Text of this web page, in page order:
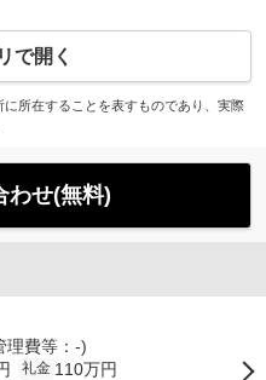
で開く
所在することを表すものであり、実際
わせ(無料)
理費等：-)
礼金 110万円